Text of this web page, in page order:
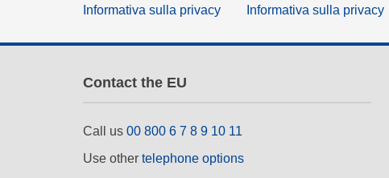
Informativa sulla privacy Informativa sulla privacy
Contact the EU
Call us 00 800 6 7 8 9 10 11
Use other telephone options